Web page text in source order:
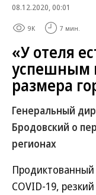
08.12.2020, 00:01
9K 7 мин.
«У отеля
успешным
размера
Генеральный
Бродовский о
регионах
COVID-19,